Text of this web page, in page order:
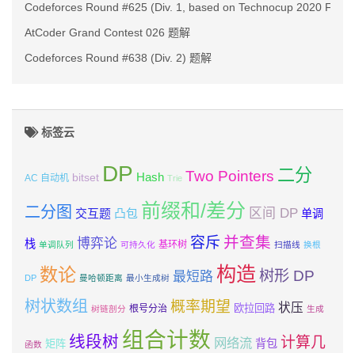
Codeforces Round #625 (Div. 1, based on Technocup 2020 Final
AtCoder Grand Contest 026 题解
Codeforces Round #638 (Div. 2) 题解
标签云
AC 自动机 bitset DP Hash Trie Two Pointers 二分
二分图 交互题 凸包 前缀和/差分 区间 DP 单调
栈 单调队列 博弈论 可持久化 基环树 容斥 并查集 扫描线 换根
DP 数论 曼哈顿距离 最小生成树 最短路 构造 树形 DP
树状数组 树链剖分 根号分治 概率期望 欧拉回路 状压 生成
函数 矩阵 线段树 组合计数 网络流 背包 计算几